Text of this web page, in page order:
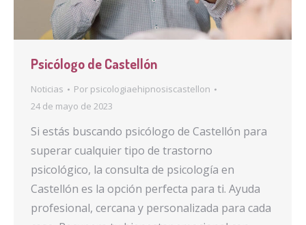
Psicólogo de Castellón
Noticias Por psicologiaehipnosiscastellon
24 de mayo de 2023
Si estás buscando psicólogo de Castellón para
superar cualquier tipo de trastorno
psicológico, la consulta de psicología en
Castellón es la opción perfecta para ti. Ayuda
profesional, cercana y personalizada para cada